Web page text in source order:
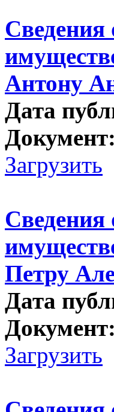
Сведения
Антону
Дата
Документ:
Загрузить
Сведения
Петру
Дата
Документ:
Загрузить